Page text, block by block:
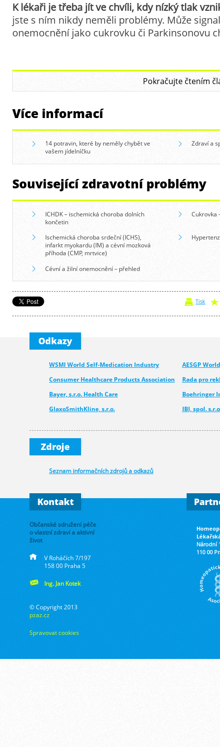
K lékaři je třeba jít ve chvíli, kdy nízký tlak
jste s ním nikdy neměli problémy. Může
onemocnění jako cukrovku či Parkinsonovu
Pokračujte čtením
Více informací
14 potravin, které by neměly chybět ve
vašem jídelníčku
Zdraví a
Související zdravotní problémy
ICHDK – ischemická choroba dolních
končetin
Cukrovka
Ischemická choroba srdeční (ICHS),
infarkt myokardu (IM) a cévní mozková
příhoda (CMP, mrtvice)
Cévní a žilní onemocnění – přehled
Tisk
Odkazy
WSMI World Self-Medication Industry
AESGP
Consumer Healthcare Products Association
Rada pro
Bayer, s.r.o. Health Care
Boehringer
GlaxoSmithKline, s.r.o.
IBI, spol.
Novartis s.r.o.
Walmark, a.s.
Zdroje
Seznam informačních zdrojů a odkazů
Kontakt
Občanské sdružení péče
o vlastní zdraví a aktivní
život
V Roháčích 7/197
158 00 Praha 5
Ing. Jan Kotek
© Copyright 2013
pzaz.cz
Spravovat cookies
Národní
110 00